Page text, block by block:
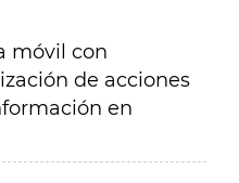
móvil con
de acciones
en